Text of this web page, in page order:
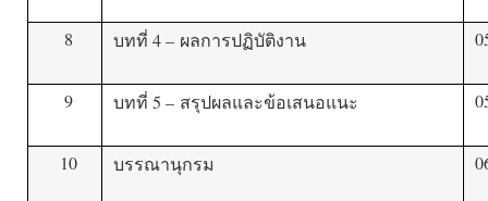
8 บทที่ 4 – ผลการปฏิบัติงาน
9 บทที่ 5 – สรุปผลและข้อเสนอแนะ
10 บรรณานุกรม